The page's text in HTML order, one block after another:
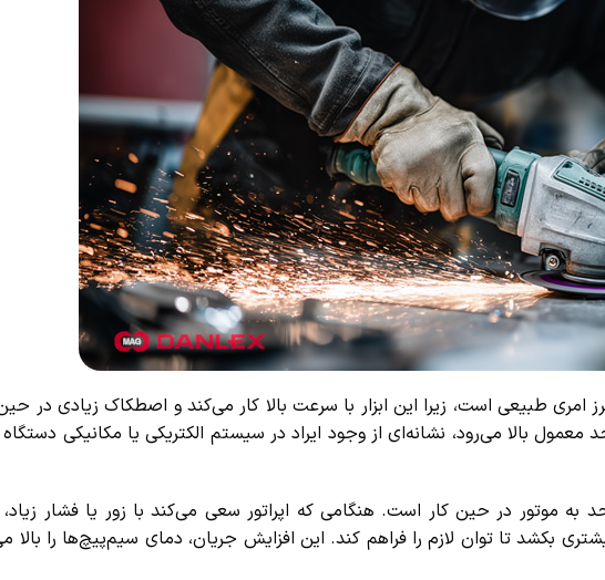
طبیعی است، زیرا این ابزار با سرعت بالا کار می‌کند و اصطکاک زیادی در
بالا می‌رود، نشانه‌ای از وجود ایراد در سیستم الکتریکی یا مکانیکی
موتور در حین کار است. هنگامی که اپراتور سعی می‌کند با زور یا فشار
بکشد تا توان لازم را فراهم کند. این افزایش جریان، دمای سیم‌پیچ‌ها را بالا